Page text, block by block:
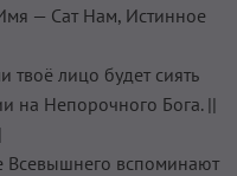
— Сат Нам, Истинное
твоё лицо будет сиять
на Непорочного Бога. ||
Всевышнего вспоминают